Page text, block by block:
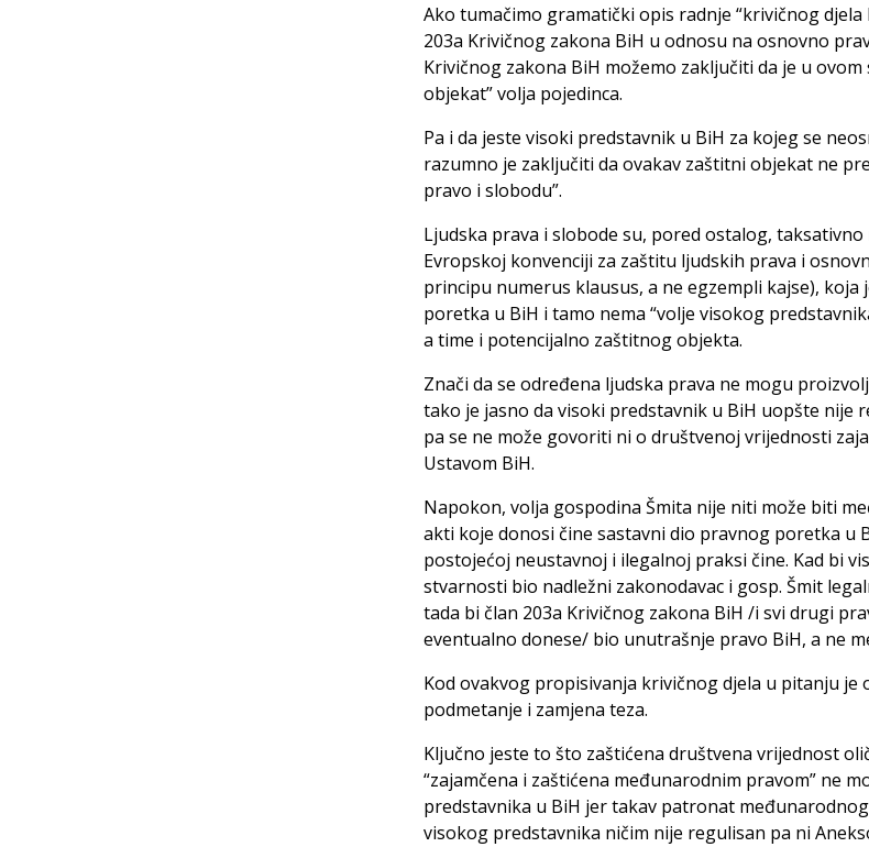
Ako tumačimo gramatički opis radnje “krivičnog djela
203a Krivičnog zakona BiH u odnosu na osnovno
Krivičnog zakona BiH možemo zaključiti da je u ovom
objekat” volja pojedinca.
Pa i da jeste visoki predstavnik u BiH za kojeg se
razumno je zaključiti da ovakav zaštitni objekat ne
pravo i slobodu”.
Ljudska prava i slobode su, pored ostalog,
Еvropskoj konvenciji za zaštitu ljudskih prava i
principu numerus klausus, a ne egzempli kajse), koja
poretka u BiH i tamo nema “volje visokog
a time i potencijalno zaštitnog objekta.
Znači da se određena ljudska prava ne mogu
tako je jasno da visoki predstavnik u BiH uopšte nije
pa se ne može govoriti ni o društvenoj vrijednosti
Ustavom BiH.
Napokon, volja gospodina Šmita nije niti može biti
akti koje donosi čine sastavni dio pravnog poretka u
postojećoj neustavnoj i ilegalnoj praksi čine. Kad bi
stvarnosti bio nadležni zakonodavac i gosp. Šmit
tada bi član 203a Krivičnog zakona BiH /i svi drugi
eventualno donese/ bio unutrašnje pravo BiH, a ne
Kod ovakvog propisivanja krivičnog djela u pitanju je
podmetanje i zamjena teza.
Ključno jeste to što zaštićena društvena vrijednost
“zajamčena i zaštićena međunarodnim pravom” ne
predstavnika u BiH jer takav patronat
visokog predstavnika ničim nije regulisan pa ni